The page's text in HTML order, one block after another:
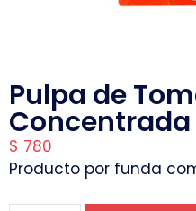
Pulpa de
Concentrada
$ 780
Producto por funda